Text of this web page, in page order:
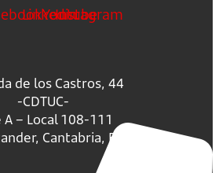
Linkedin
Youtube
Instagram
de los Castros, 44
-CDTUC-
A – Local 108-111
Cantabria, España.